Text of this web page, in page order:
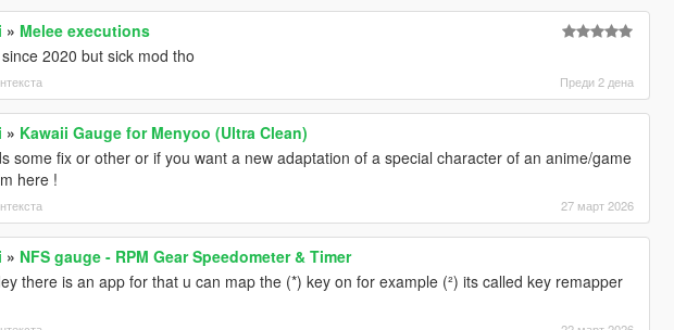
» Melee executions
2020 but sick mod tho
Преди 2 дена
» Kawaii Gauge for Menyoo (Ultra Clean)
some fix or other or if you want a new adaptation of a special character of an anime/game
here !
27 март 2026
» NFS gauge - RPM Gear Speedometer & Timer
there is an app for that u can map the (*) key on for example (²) its called key remapper